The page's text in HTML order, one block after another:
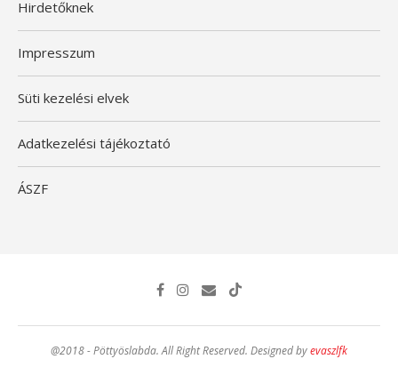
Hirdetőknek
Impresszum
Süti kezelési elvek
Adatkezelési tájékoztató
ÁSZF
@2018 - Pöttyöslabda. All Right Reserved. Designed byevaszlfk